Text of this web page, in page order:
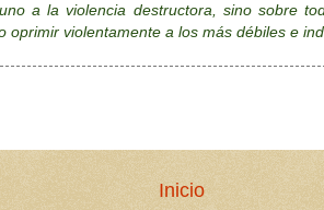
a la violencia destructora, sino sobre
violentamente a los más débiles e
Inicio